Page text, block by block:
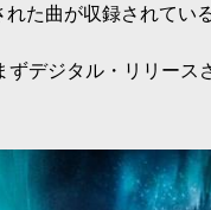
た曲が収録されている
ずデジタル・リリー